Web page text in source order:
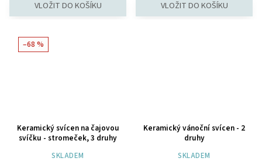
–68 %
Keramický svícen na čajovou
svíčku - stromeček, 3 druhy
SKLADEM
Keramický vánoční svícen - 2
druhy
SKLADEM